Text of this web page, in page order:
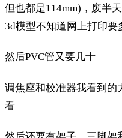
但也都是114mm)，废半
3d模型不知道网上打印要
然后PVC管又要几十
调焦座和校准器我看到的
看